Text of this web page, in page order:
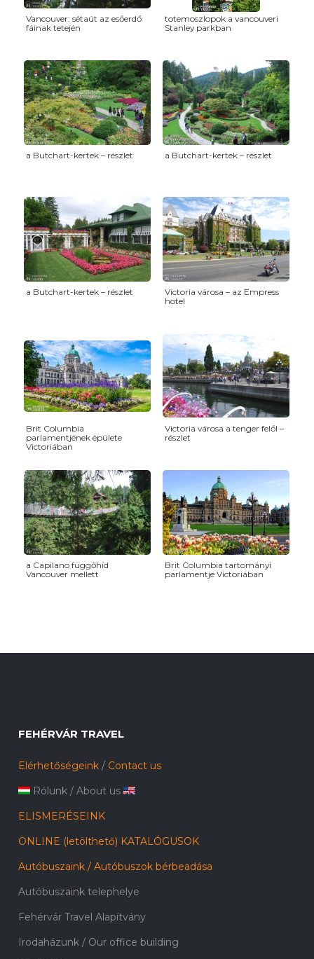
Vancouver: sétaút az esőerdő
fáinak tetején
totemoszlopok a vancouveri
Stanley parkban
a Butchart-kertek – részlet a Butchart-kertek – részlet
a Butchart-kertek – részlet
Victoria városa – az Empress
hotel
Brit Columbia
parlamentjének épülete
Victoriában
Victoria városa a tenger felől –
részlet
a Capilano függőhíd
Vancouver mellett
Brit Columbia tartományi
parlamentje Victoriában
FEHÉRVÁR TRAVEL
Elérhetőségeink / Contact us
Rólunk /About us
ELISMERÉSEINK
ONLINE (letölthető) KATALÓGUSOK
Autóbuszaink / Autóbuszok bérbeadása
Autóbuszaink telephelye
Fehérvár Travel Alapítvány
Irodaházunk / Our office building